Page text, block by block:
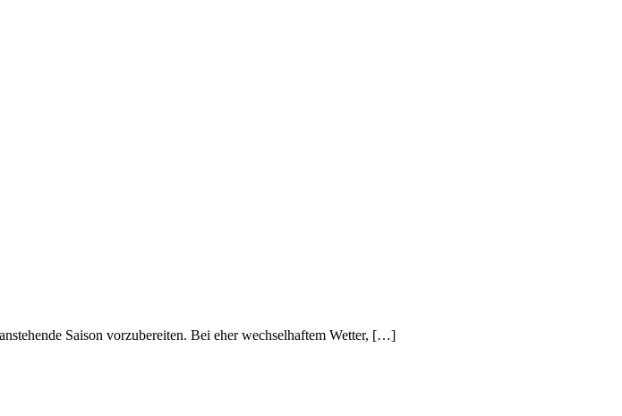
Saison vorzubereiten. Bei eher wechselhaftem Wetter, […]